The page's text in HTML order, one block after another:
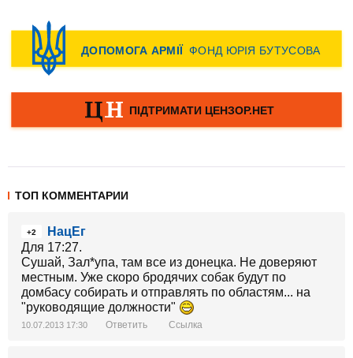
ТОП КОММЕНТАРИИ
+2
НацЕг
Для 17:27.
Сушай, Зал*упа, там все из донецка. Не доверяют
местным. Уже скоро бродячих собак будут по
домбасу собирать и отправлять по областям... на
"руководящие должности"
10.07.2013 17:30 Ответить Ссылка